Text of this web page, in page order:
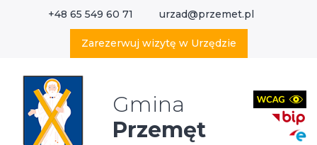
+48 65 549 60 71 urzad@przemet.pl
Zarezerwuj wizytę w Urzędzie
Gmina
Przemęt
Wyszukaj w serwisie